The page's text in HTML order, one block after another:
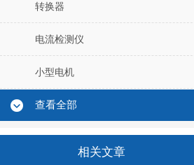
转换器
电流检测仪
小型电机
查看全部
相关文章